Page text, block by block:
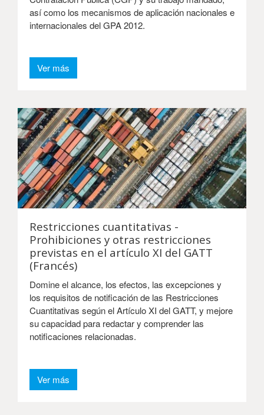
así como los mecanismos de aplicación nacionales e
internacionales del GPA 2012.
Ver más
Restricciones cuantitativas -
Prohibiciones y otras restricciones
previstas en el artículo XI del GATT
(Francés)
Domine el alcance, los efectos, las excepciones y
los requisitos de notificación de las Restricciones
Cuantitativas según el Artículo XI del GATT, y mejore
su capacidad para redactar y comprender las
notificaciones relacionadas.
Ver más